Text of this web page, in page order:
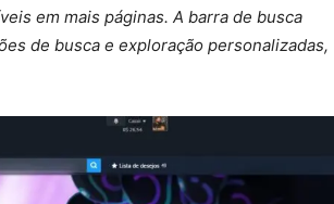
em mais páginas. A barra de busca
de busca e exploração personalizadas,